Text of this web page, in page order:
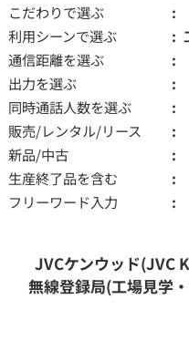
こだわりで選ぶ
利用シーンで選ぶ
通信距離を選ぶ
出力を選ぶ
同時通話人数を選ぶ
販売/レンタル/リース
新品/中古
生産終了品を含む
フリーワード入力
JVCケンウッド(JVC
無線登録局(工場見学